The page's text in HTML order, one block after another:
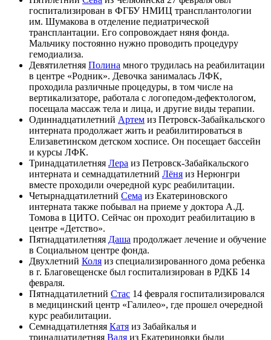
госпитализирован в ФГБУ НМИЦ трансплантологии
им. Шумакова в отделение педиатрической
трансплантации. Его сопровождает няня фонда.
Мальчику постоянно нужно проводить процедуру
гемодиализа.
Девятилетняя Полина много трудилась на реабилитации
в центре «Родник». Девочка занималась ЛФК,
проходила различные процедуры, в том числе на
вертикализаторе, работала с логопедом-дефектологом,
посещала массаж тела и лица, и другие виды терапии.
Одиннадцатилетний Артем из Петровск-Забайкальского
интерната продолжает жить и реабилитироваться в
Елизаветинском детском хосписе. Он посещает бассейн
и курсы ЛФК.
Тринадцатилетняя Лера из Петровск-Забайкальского
интерната и семнадцатилетний Лёня из Нерюнгри
вместе проходили очередной курс реабилитации.
Четырнадцатилетний Сема из Екатериновского
интерната также побывал на приеме у доктора А.Д.
Томова в ЦИТО. Сейчас он проходит реабилитацию в
центре «Детство».
Пятнадцатилетняя Даша продолжает лечение и обучение
в Социальном центре фонда.
Двухлетний Коля из специализированного дома ребенка
в г. Благовещенске был госпитализирован в РДКБ 14
февраля.
Пятнадцатилетний Стас 14 февраля госпитализировался
в медицинский центр «Галилео», где прошел очередной
курс реабилитации.
Семнадцатилетняя Катя из Забайкалья и
тринадцатилетняя Валя из Екатериновки были